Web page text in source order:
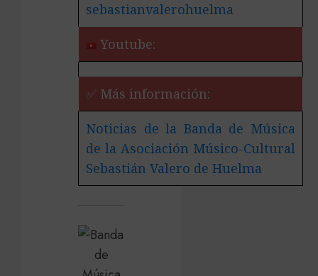
sebastianvalerohuelma
Youtube:
✅ Más información:
Noticias de la Banda de Música
de la Asociación Músico-Cultural
Sebastián Valero de Huelma